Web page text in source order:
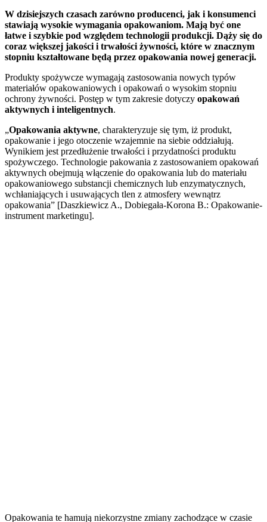
W dzisiejszych czasach zarówno producenci, jak i konsumenci
stawiają wysokie wymagania opakowaniom. Mają być one
łatwe i szybkie pod względem technologii produkcji. Dąży się do
coraz większej jakości i trwałości żywności, które w znacznym
stopniu kształtowane będą przez opakowania nowej generacji.
Produkty spożywcze wymagają zastosowania nowych typów
materiałów opakowaniowych i opakowań o wysokim stopniu
ochrony żywności. Postęp w tym zakresie dotyczy opakowań
aktywnych i inteligentnych.
„Opakowania aktywne, charakteryzuje się tym, iż produkt,
opakowanie i jego otoczenie wzajemnie na siebie oddziałują.
Wynikiem jest przedłużenie trwałości i przydatności produktu
spożywczego. Technologie pakowania z zastosowaniem opakowań
aktywnych obejmują włączenie do opakowania lub do materiału
opakowaniowego substancji chemicznych lub enzymatycznych,
wchłaniających i usuwających tlen z atmosfery wewnątrz
opakowania” [Daszkiewicz A., Dobiegała-Korona B.: Opakowanie-
instrument marketingu].
Opakowania te hamują niekorzystne zmiany zachodzące w czasie